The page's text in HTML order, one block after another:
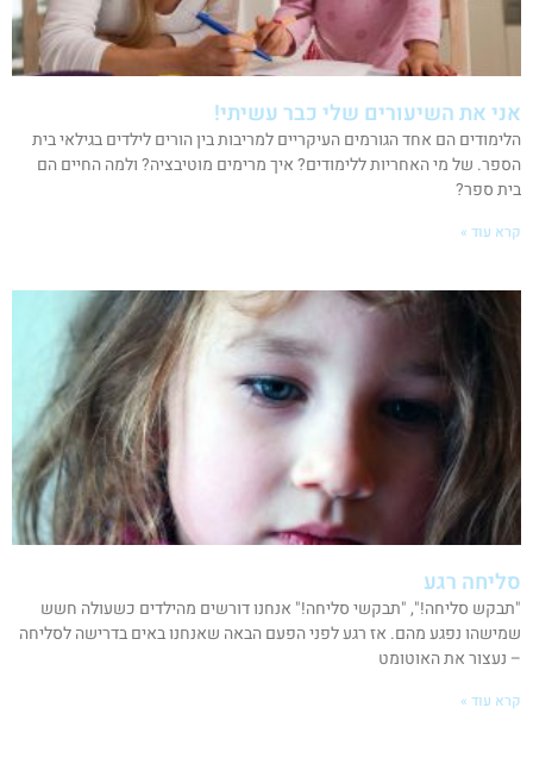
אני את השיעורים שלי כבר עשיתי!
הלימודים הם אחד הגורמים העיקריים למריבות בין הורים לילדים בגילאי בית
הספר. של מי האחריות ללימודים? איך מרימים מוטיבציה? ולמה החיים הם
בית ספר?
קרא עוד »
סליחה רגע
"תבקש סליחה!", "תבקשי סליחה!" אנחנו דורשים מהילדים כשעולה חשש
שמישהו נפגע מהם. אז רגע לפני הפעם הבאה שאנחנו באים בדרישה לסליחה
– נעצור את האוטומט
קרא עוד »